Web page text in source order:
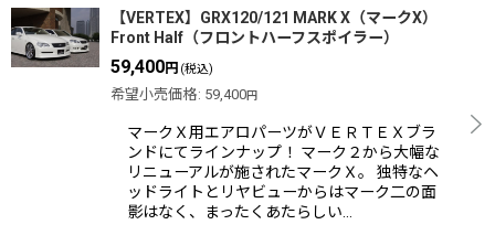
【VERTEX】GRX120/121 MARK X（マークX）
Front Half（フロントハーフスポイラー）
59,400円 (税込)
希望小売価格: 59,400円
マークＸ用エアロパーツがＶＥＲＴＥＸブラ
ンドにてラインナップ！ マーク２から大幅な
リニューアルが施されたマークＸ。 独特なヘ
ッドライトとリヤビューからはマーク二の面
影はなく、まったくあたらしい…